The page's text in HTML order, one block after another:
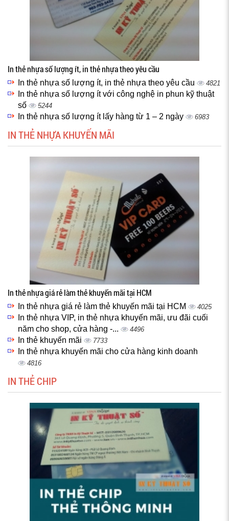
In thẻ nhựa số lượng ít, in thẻ nhựa theo yêu cầu
In thẻ nhựa số lượng ít, in thẻ nhựa theo yêu cầu 4821
In thẻ nhựa số lượng ít với công nghệ in phun kỹ thuật
số
5244
In thẻ nhựa số lượng ít lấy hàng từ 1 – 2 ngày 6983
IN THẺ NHỰA KHUYẾN MÃI
In thẻ nhựa giá rẻ làm thẻ khuyến mãi tại HCM
In thẻ nhựa giá rẻ làm thẻ khuyến mãi tại HCM 4025
In thẻ nhựa VIP, in thẻ nhựa khuyến mãi, ưu đãi cuối
năm cho shop, cửa hàng -...
4496
In thẻ khuyến mãi 7733
In thẻ nhựa khuyến mãi cho cửa hàng kinh doanh
4816
IN THẺ CHIP